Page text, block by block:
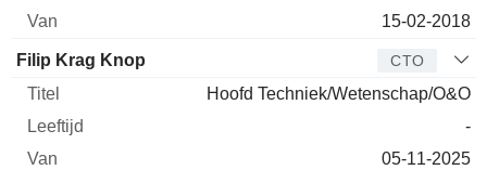
15-02-2018
Filip Krag Knop CTO
Hoofd Techniek/Wetenschap/O&O
-
05-11-2025